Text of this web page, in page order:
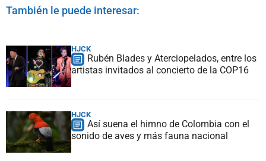
También le puede interesar:
HJCK
Rubén Blades y Aterciopelados, entre los
artistas invitados al concierto de la COP16
HJCK
Así suena el himno de Colombia con el
sonido de aves y más fauna nacional